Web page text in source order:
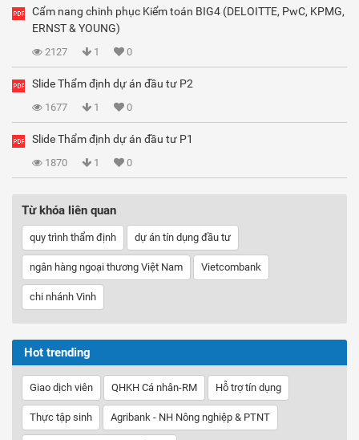
Cẩm nang chinh phục Kiểm toán BIG4 (DELOITTE, PwC, KPMG,
ERNST & YOUNG)
2127 1 0
Slide Thẩm định dự án đầu tư P2
1677 1 0
Slide Thẩm định dự án đầu tư P1
1870 1 0
Từ khóa liên quan
quy trình thẩm định dự án tín dụng đầu tư
ngân hàng ngoại thương Việt Nam Vietcombank
chi nhánh Vinh
Hot trending
Giao dịch viên QHKH Cá nhân-RM Hỗ trợ tín dụng
Thực tập sinh Agribank - NH Nông nghiệp & PTNT